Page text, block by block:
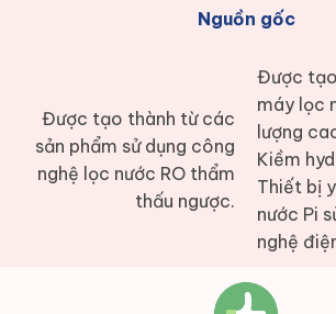
Được tạo thành từ các
sản phẩm sử dụng công
nghệ lọc nước RO thẩm
thấu ngược.
Nguồn gốc
Được
máy lọc
lượng
Kiềm
Thiết bị
nước Pi
nghệ